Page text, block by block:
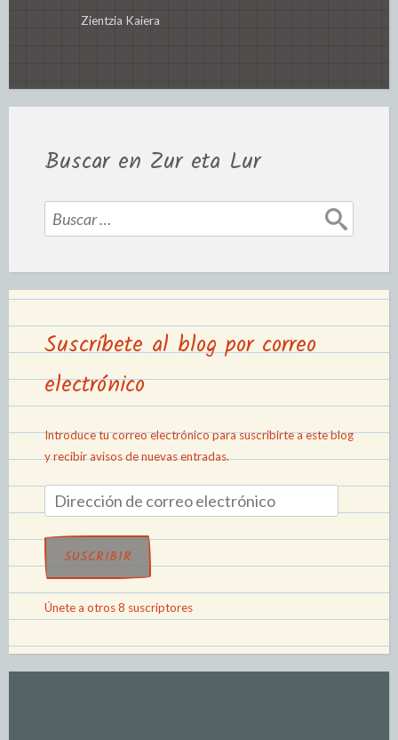
Zientzia Kaiera
Buscar en Zur eta Lur
Suscríbete al blog por correo
electrónico
Introduce tu correo electrónico para suscribirte a este blog
y recibir avisos de nuevas entradas.
SUSCRIBIR
Únete a otros 8 suscriptores